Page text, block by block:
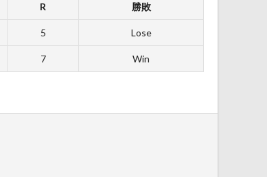
R 勝敗
5 Lose
7 Win